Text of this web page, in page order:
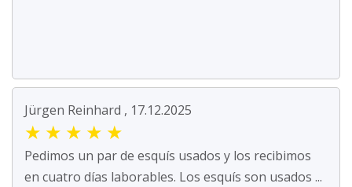
Jürgen Reinhard , 17.12.2025
★ ★ ★ ★ ★
Pedimos un par de esquís usados y los recibimos
en cuatro días laborables. Los esquís son usados ...